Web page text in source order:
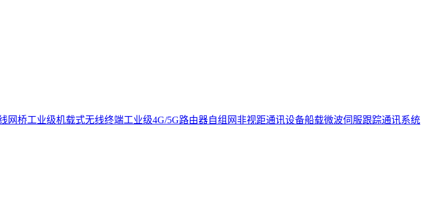
网桥工业级机载式无线终端工业级4G/5G路由器自组网非视距通讯设备船载微波伺服跟踪通讯系统